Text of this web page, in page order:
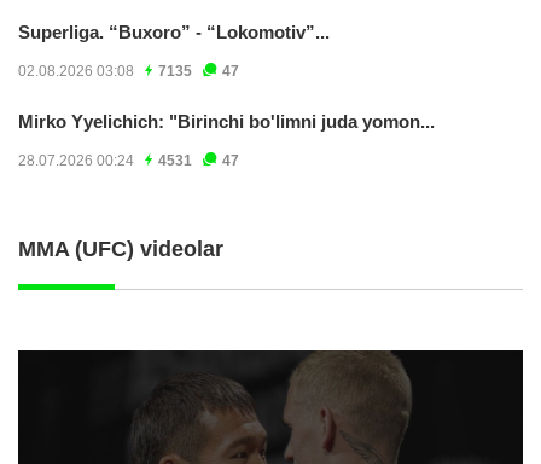
Superliga. “Buxoro” - “Lokomotiv”...
02.08.2026 03:08 7135 47
Mirko Yyelichich: "Birinchi bo'limni juda yomon...
28.07.2026 00:24 4531 47
MMA (UFC) videolar